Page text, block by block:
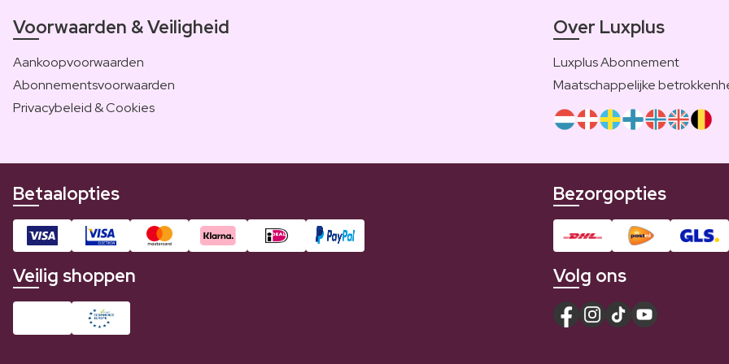
Voorwaarden & Veiligheid
Aankoopvoorwaarden
Abonnementsvoorwaarden
Privacybeleid & Cookies
Over Luxplus
Luxplus Abonnement
Maatschappelijke
Betaalopties Bezorgopties
Veilig shoppen Volg ons